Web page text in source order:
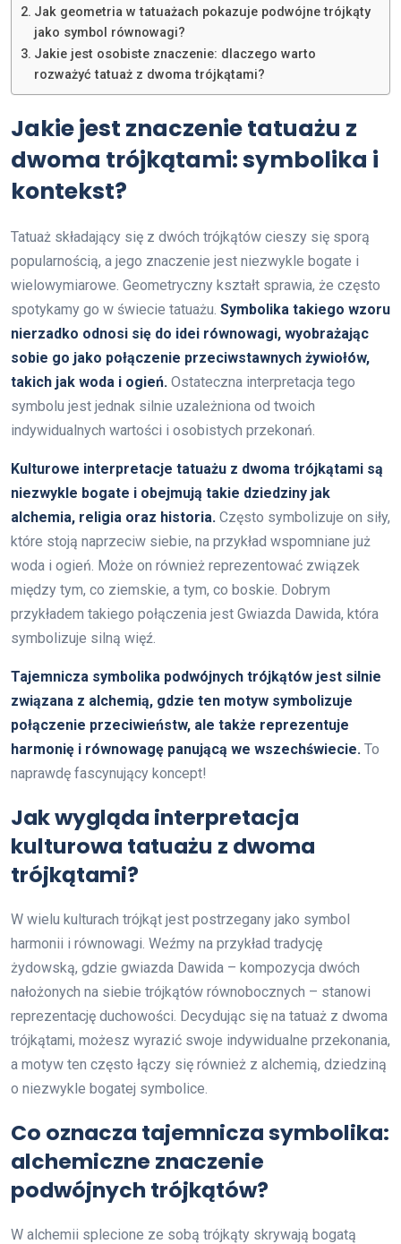
Jak geometria w tatuażach pokazuje podwójne trójkąty
jako symbol równowagi?
Jakie jest osobiste znaczenie: dlaczego warto
rozważyć tatuaż z dwoma trójkątami?
Jakie jest znaczenie tatuażu z
dwoma trójkątami: symbolika i
kontekst?
Tatuaż składający się z dwóch trójkątów cieszy się sporą
popularnością, a jego znaczenie jest niezwykle bogate i
wielowymiarowe. Geometryczny kształt sprawia, że często
spotykamy go w świecie tatuażu. Symbolika takiego wzoru
nierzadko odnosi się do idei równowagi, wyobrażając
sobie go jako połączenie przeciwstawnych żywiołów,
takich jak woda i ogień. Ostateczna interpretacja tego
symbolu jest jednak silnie uzależniona od twoich
indywidualnych wartości i osobistych przekonań.
Kulturowe interpretacje tatuażu z dwoma trójkątami są
niezwykle bogate i obejmują takie dziedziny jak
alchemia, religia oraz historia. Często symbolizuje on siły,
które stoją naprzeciw siebie, na przykład wspomniane już
woda i ogień. Może on również reprezentować związek
między tym, co ziemskie, a tym, co boskie. Dobrym
przykładem takiego połączenia jest Gwiazda Dawida, która
symbolizuje silną więź.
Tajemnicza symbolika podwójnych trójkątów jest silnie
związana z alchemią, gdzie ten motyw symbolizuje
połączenie przeciwieństw, ale także reprezentuje
harmonię i równowagę panującą we wszechświecie. To
naprawdę fascynujący koncept!
Jak wygląda interpretacja
kulturowa tatuażu z dwoma
trójkątami?
W wielu kulturach trójkąt jest postrzegany jako symbol
harmonii i równowagi. Weźmy na przykład tradycję
żydowską, gdzie gwiazda Dawida – kompozycja dwóch
nałożonych na siebie trójkątów równobocznych – stanowi
reprezentację duchowości. Decydując się na tatuaż z dwoma
trójkątami, możesz wyrazić swoje indywidualne przekonania,
a motyw ten często łączy się również z alchemią, dziedziną
o niezwykle bogatej symbolice.
Co oznacza tajemnicza symbolika:
alchemiczne znaczenie
podwójnych trójkątów?
W alchemii splecione ze sobą trójkąty skrywają bogatą